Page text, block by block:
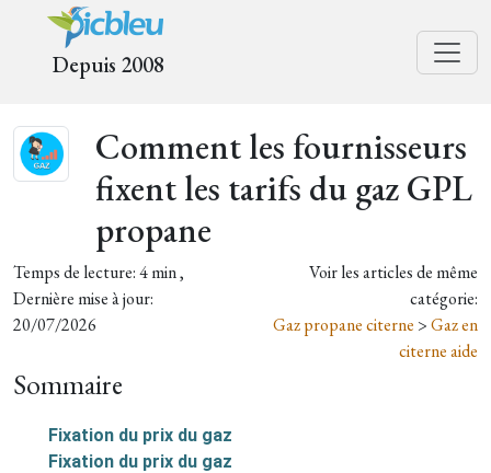
Depuis 2008
Comment les fournisseurs
fixent les tarifs du gaz GPL
propane
Temps de lecture: 4 min ,
Dernière mise à jour:
20/07/2026
Voir les articles de même
catégorie:
Gaz propane citerne >Gaz en
citerne aide
Sommaire
Fixation du prix du gaz
Fixation du prix du gaz